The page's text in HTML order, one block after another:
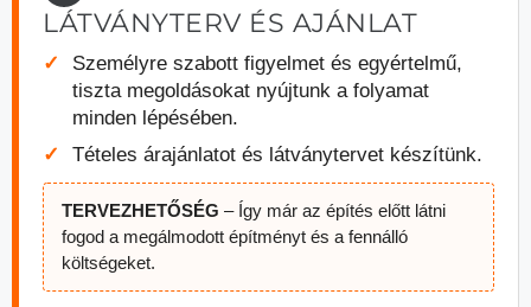
LÁTVÁNYTERV ÉS AJÁNLAT
Személyre szabott figyelmet és egyértelmű,
tiszta megoldásokat nyújtunk a folyamat
minden lépésében.
Tételes árajánlatot és látványtervet készítünk.
TERVEZHETŐSÉG – Így már az építés előtt látni
fogod a megálmodott építményt és a fennálló
költségeket.